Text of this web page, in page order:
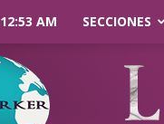
AM SECCIONES